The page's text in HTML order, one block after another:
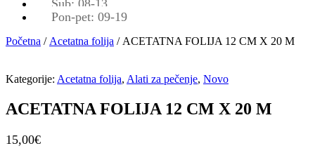
Sub: 08-13
Pon-pet: 09-19
Početna / Acetatna folija / ACETATNA FOLIJA 12 CM X 20 M
Kategorije: Acetatna folija, Alati za pečenje, Novo
ACETATNA FOLIJA 12 CM X 20 M
15,00€